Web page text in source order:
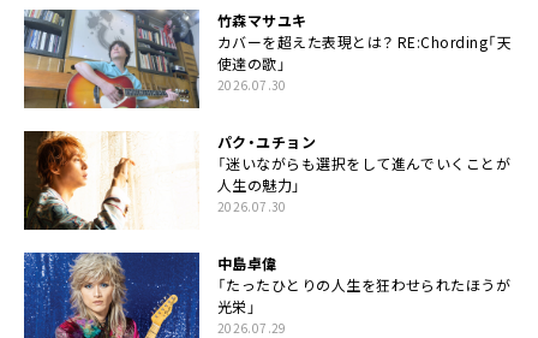
竹森マサユキ
カバーを超えた表現とは？ RE:Chording「天
使達の歌」
2026.07.30
パク・ユチョン
「迷いながらも選択をして進んでいくことが
人生の魅力」
2026.07.30
中島卓偉
「たったひとりの人生を狂わせられたほうが
光栄」
2026.07.29